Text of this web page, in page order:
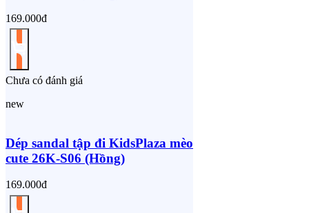
169.000đ
Chưa có đánh giá
new
Dép sandal tập đi KidsPlaza mèo
cute 26K-S06 (Hồng)
169.000đ